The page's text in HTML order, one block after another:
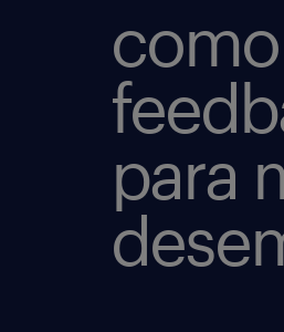
para